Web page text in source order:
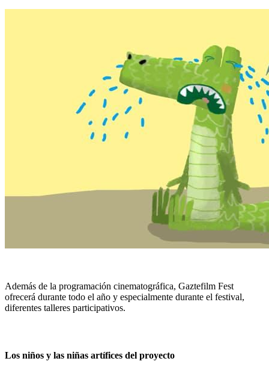
Además de la programación cinematográfica, Gaztefilm Fest
ofrecerá durante todo el año y especialmente durante el festival,
diferentes talleres participativos.
Los niños y las niñas artífices del proyecto